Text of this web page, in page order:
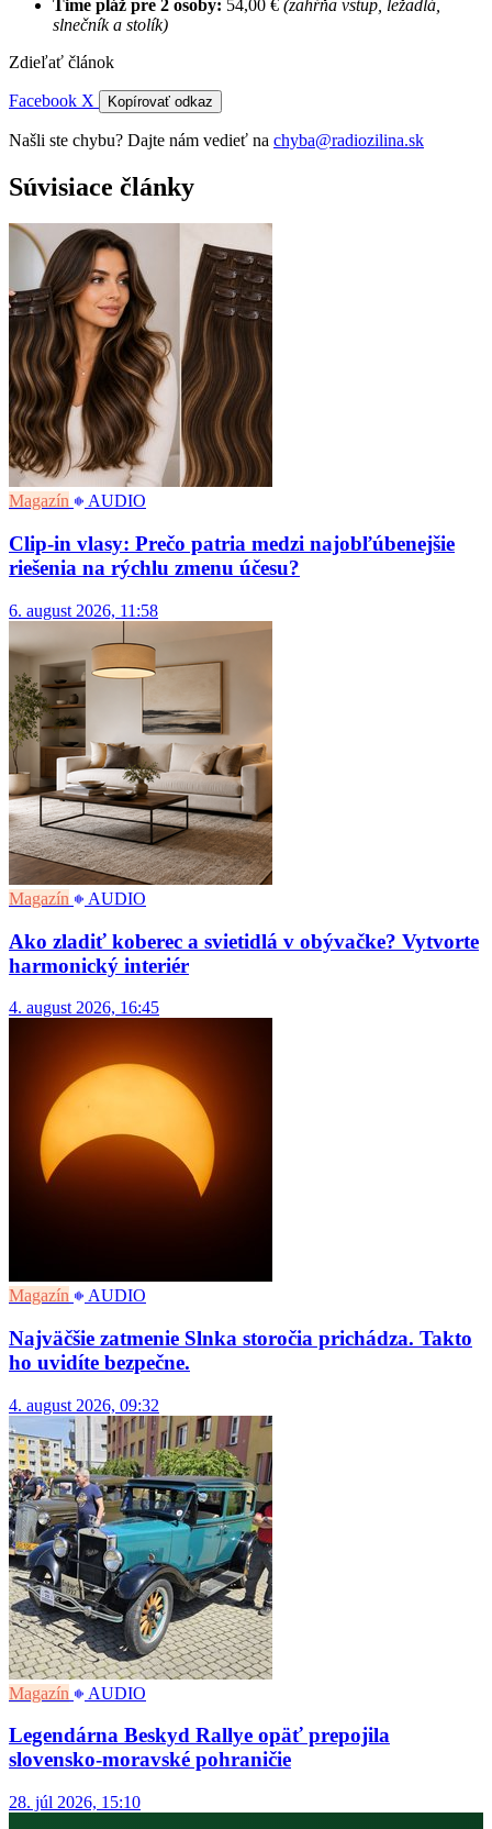
Time pláž pre 2 osoby: 54,00 € (zahŕňa vstup, ležadlá,
slnečník a stolík)
Zdieľať článok
Facebook X Kopírovať odkaz
Našli ste chybu? Dajte nám vedieť na chyba@radiozilina.sk
Súvisiace články
Magazín AUDIO
Clip-in vlasy: Prečo patria medzi najobľúbenejšie
riešenia na rýchlu zmenu účesu?
6. august 2026, 11:58
Magazín AUDIO
Ako zladiť koberec a svietidlá v obývačke? Vytvorte
harmonický interiér
4. august 2026, 16:45
Magazín AUDIO
Najväčšie zatmenie Slnka storočia prichádza. Takto
ho uvidíte bezpečne.
4. august 2026, 09:32
Magazín AUDIO
Legendárna Beskyd Rallye opäť prepojila
slovensko-moravské pohraničie
28. júl 2026, 15:10